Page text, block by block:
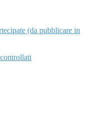
(da pubblicare in